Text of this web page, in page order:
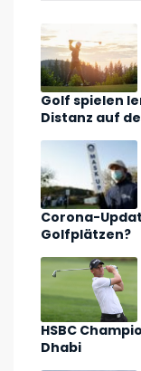
Golf spielen
Distanz auf
Corona-
Golfplätzen?
HSBC
Dhabi